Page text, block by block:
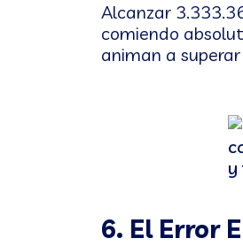
Alcanzar
comiendo
animan a
6. El Error